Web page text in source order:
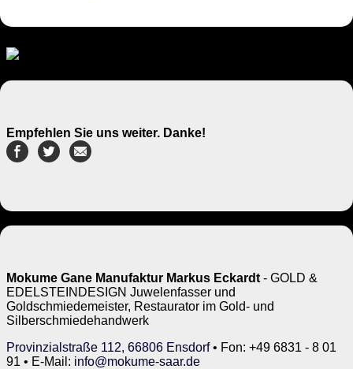
Empfehlen Sie uns weiter. Danke!
Mokume Gane Manufaktur Markus Eckardt - GOLD &
EDELSTEINDESIGN Juwelenfasser und
Goldschmiedemeister, Restaurator im Gold- und
Silberschmiedehandwerk
Provinzialstraße 112, 66806 Ensdorf• Fon: +49 6831 - 8 01
91 • E-Mail: info@mokume-saar.de